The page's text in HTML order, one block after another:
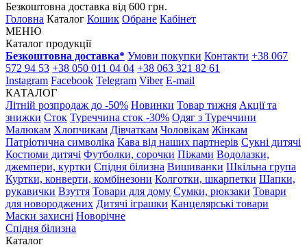
Безкоштовна доставка від 600 грн.
Головна Каталог Кошик Обране Кабінет
МЕНЮ
Каталог продукції
Безкоштовна доставка* Умови покупки Контакти +38 067
572 94 53 +38 050 011 04 04 +38 063 321 82 61
Instagram Facebook Telegram Viber E-mail
КАТАЛОГ
Літній розпродаж до -50% Новинки Товар тижня Акції та
знижки Сток Туреччина сток -30% Одяг з Туреччини
Малюкам Хлопчикам Дівчаткам Чоловікам Жінкам
Патріотична символіка Кава від наших партнерів Сукні дитячі
Костюми дитячі Футболки, сорочки Піжами Водолазки,
джемпери, куртки Спідня білизна Вишиванки Шкільна група
Куртки, конверти, комбінезони Колготки, шкарпетки Шапки,
рукавички Взуття Товари для дому Сумки, рюкзаки Товари
для новороджених Дитячі іграшки Канцелярські товари
Маски захисні Новорічне
Спідня білизна
Каталог